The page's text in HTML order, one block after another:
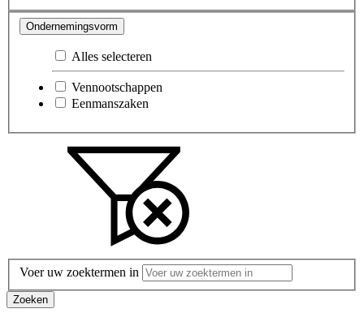
Ondernemingsvorm
Alles selecteren
Vennootschappen
Eenmanszaken
Voer uw zoektermen in
Zoeken